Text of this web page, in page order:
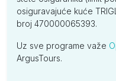
osiguravajuće kuće
broj 470000065393.
Uz sve programe važe
ArgusTours.